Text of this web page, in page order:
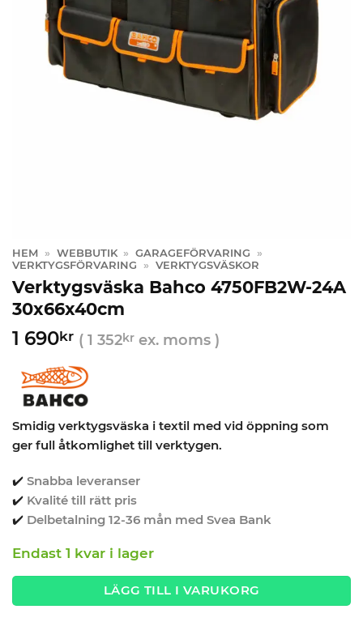
HEM » WEBBUTIK » GARAGEFÖRVARING
»
VERKTYGSFÖRVARING
» VERKTYGSVÄSKOR
Verktygsväska Bahco 4750FB2W-24A
30x66x40cm
1 690kr ( 1 352kr ex. moms )
Smidig verktygsväska i textil med vid öppning som
ger full åtkomlighet till verktygen.
✔️ Snabba leveranser
✔️ Kvalité till rätt pris
✔️ Delbetalning 12-36 mån med Svea Bank
Endast 1 kvar i lager
LÄGG TILL I VARUKORG